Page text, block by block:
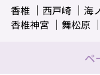
香椎
西戸崎 海
香椎神宮
舞松原
ペ